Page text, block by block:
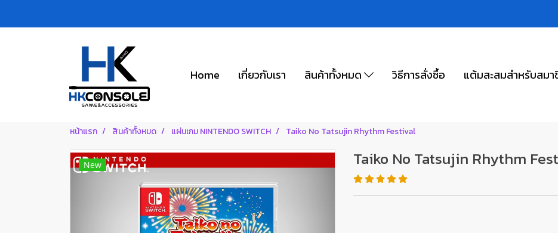
Home เกี่ยวกับเรา สินค้าทั้งหมด วิธีการสั่งซื้อ แต้มสะสมสำหรับสมา
หน้าแรก สินค้าทั้งหมด แผ่นเกม NINTENDO SWITCH Taiko No Tatsujin Rhythm Festival
New Taiko No Tatsujin Rhythm